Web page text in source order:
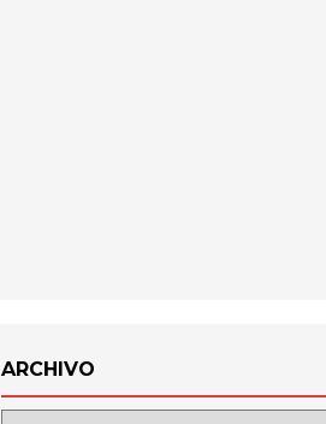
ARCHIVO